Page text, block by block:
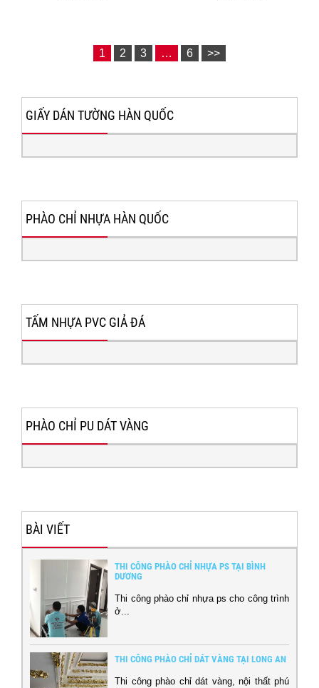
1 2 3 … 6 >>
GIẤY DÁN TƯỜNG HÀN QUỐC
PHÀO CHỈ NHỰA HÀN QUỐC
TẤM NHỰA PVC GIẢ ĐÁ
PHÀO CHỈ PU DÁT VÀNG
BÀI VIẾT
THI CÔNG PHÀO CHỈ NHỰA PS TẠI BÌNH
DƯƠNG
Thi công phào chỉ nhựa ps cho công trình
ở...
THI CÔNG PHÀO CHỈ DÁT VÀNG TẠI LONG AN
Thi công phào chỉ dát vàng, nội thất phú